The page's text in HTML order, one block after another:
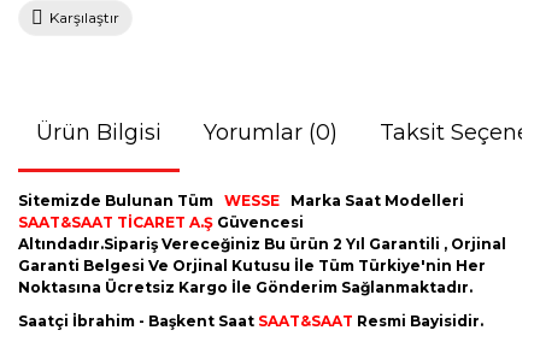
Karşılaştır
Ürün Bilgisi Yorumlar (0) Taksit
Sitemizde Bulunan Tüm WESSE
Marka Saat Modelleri
SAAT&SAAT TİCARET A.Ş Güvencesi
Altındadır.Sipariş Vereceğiniz Bu ürün 2 Yıl Garantili , Orjinal
Garanti Belgesi Ve Orjinal Kutusu İle Tüm Türkiye'nin Her
Noktasına Ücretsiz Kargo İle Gönderim Sağlanmaktadır.
Saatçi İbrahim - Başkent Saat SAAT&SAAT Resmi Bayisidir.